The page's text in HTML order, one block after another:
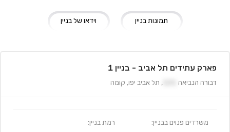
תמונות בניין וידאו של בניין
פארק עתידים תל אביב - בניין 1
דבורה הנביאה , תל אביב יפו, קומה
משרדים פנוים בבניין: רמת בניין: